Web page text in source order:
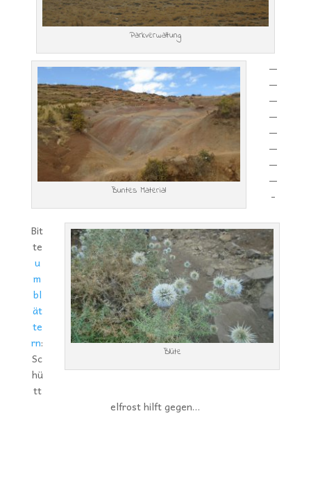
Parkverwaltung
Buntes Material
Blüte
—
—
—
—
—
—
—
—
-
Bit
te
u
m
bl
ät
te
rn:
Sc
hü
tt
elfrost hilft gegen…